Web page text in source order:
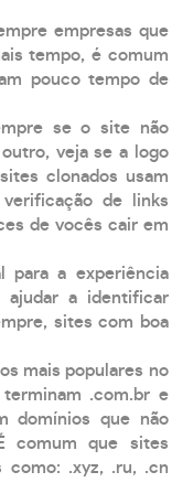
empresas que
tempo, é comum
pouco tempo de
se o site não
veja se a logo
clonados usam
de links
de vocês cair em
para a experiência
a identificar
sites com boa
mais populares no
.com.br e
domínios que não
comum que sites
como: .xyz, .ru, .cn